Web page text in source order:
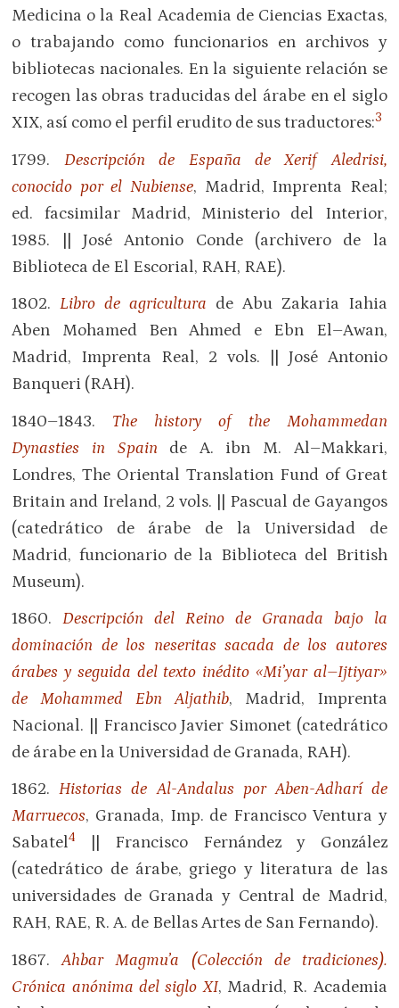
Medicina o la Real Academia de Ciencias Exactas,
o trabajando como funcionarios en archivos y
bibliotecas nacionales. En la siguiente relación se
recogen las obras traducidas del árabe en el siglo
XIX, así como el perfil erudito de sus traductores:3
1799. Descripción de España de Xerif Aledrisi,
conocido por el Nubiense, Madrid, Imprenta Real;
ed. facsimilar Madrid, Ministerio del Interior,
1985. || José Antonio Conde (archivero de la
Biblioteca de El Escorial, RAH, RAE).
1802.Libro de agricultura de Abu Zakaria Iahia
Aben Mohamed Ben Ahmed e Ebn El–Awan,
Madrid, Imprenta Real, 2 vols. || José Antonio
Banqueri (RAH).
1840–1843. The history of the Mohammedan
Dynasties in Spain de A. ibn M. Al–Makkari,
Londres, The Oriental Translation Fund of Great
Britain and Ireland, 2 vols. || Pascual de Gayangos
(catedrático de árabe de la Universidad de
Madrid, funcionario de la Biblioteca del British
Museum).
1860.Descripción del Reino de Granada bajo la
dominación de los neseritas sacada de los autores
árabes y seguida del texto inédito «Mi’yar al–Ijtiyar»
de Mohammed Ebn Aljathib, Madrid, Imprenta
Nacional. || Francisco Javier Simonet (catedrático
de árabe en la Universidad de Granada, RAH).
1862.Historias de Al-Andalus por Aben-Adharí de
Marruecos, Granada, Imp. de Francisco Ventura y
Sabatel4
|| Francisco Fernández y González
(catedrático de árabe, griego y literatura de las
universidades de Granada y Central de Madrid,
RAH, RAE, R. A. de Bellas Artes de San Fernando).
1867.Ahbar Magmu’a (Colección de tradiciones).
Crónica anónima del siglo XI, Madrid, R. Academia